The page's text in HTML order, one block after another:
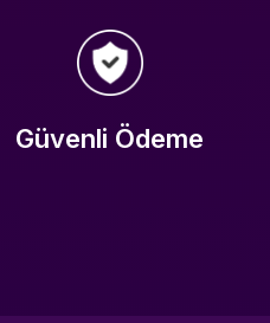
Güvenli Ödeme